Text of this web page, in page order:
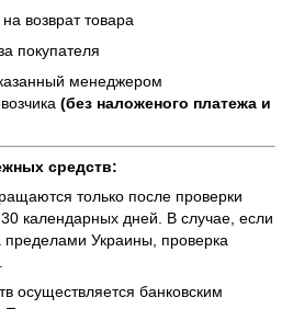
возврат товара
покупателя
менеджером
(без наложеного платежа и
средств:
только после проверки
календарных дней. В случае, если
пределами Украины, проверка
осуществляется банковским